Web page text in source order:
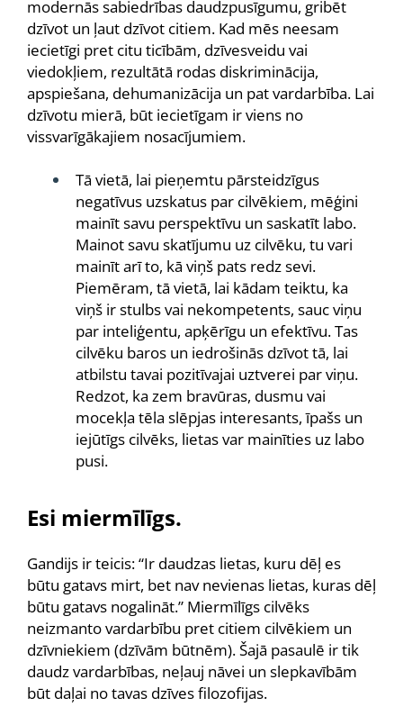
modernās sabiedrības daudzpusīgumu, gribēt
dzīvot un ļaut dzīvot citiem. Kad mēs neesam
iecietīgi pret citu ticībām, dzīvesveidu vai
viedokļiem, rezultātā rodas diskriminācija,
apspiešana, dehumanizācija un pat vardarbība. Lai
dzīvotu mierā, būt iecietīgam ir viens no
vissvarīgākajiem nosacījumiem.
Tā vietā, lai pieņemtu pārsteidzīgus
negatīvus uzskatus par cilvēkiem, mēģini
mainīt savu perspektīvu un saskatīt labo.
Mainot savu skatījumu uz cilvēku, tu vari
mainīt arī to, kā viņš pats redz sevi.
Piemēram, tā vietā, lai kādam teiktu, ka
viņš ir stulbs vai nekompetents, sauc viņu
par inteliģentu, apķērīgu un efektīvu. Tas
cilvēku baros un iedrošinās dzīvot tā, lai
atbilstu tavai pozitīvajai uztverei par viņu.
Redzot, ka zem bravūras, dusmu vai
mocekļa tēla slēpjas interesants, īpašs un
iejūtīgs cilvēks, lietas var mainīties uz labo
pusi.
Esi miermīlīgs.
Gandijs ir teicis: “Ir daudzas lietas, kuru dēļ es
būtu gatavs mirt, bet nav nevienas lietas, kuras dēļ
būtu gatavs nogalināt.” Miermīlīgs cilvēks
neizmanto vardarbību pret citiem cilvēkiem un
dzīvniekiem (dzīvām būtnēm). Šajā pasaulē ir tik
daudz vardarbības, neļauj nāvei un slepkavībām
būt daļai no tavas dzīves filozofijas.